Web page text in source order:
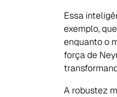
Essa
exemplo,
enquanto o
força de
A robustez